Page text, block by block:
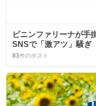
ピニンファリーナが手
SNSで「激アツ」騒ぎ
83件のポスト